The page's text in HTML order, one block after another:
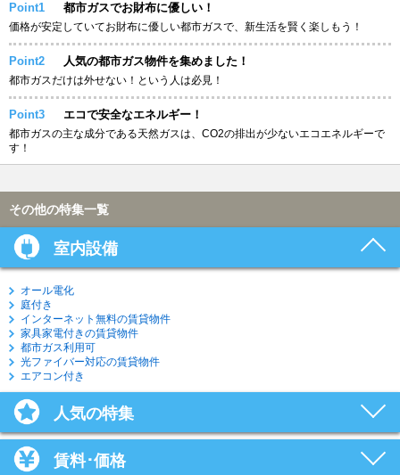
Point1 都市ガスでお財布に優しい！
価格が安定していてお財布に優しい都市ガスで、新生活を賢く楽しもう！
Point2 人気の都市ガス物件を集めました！
都市ガスだけは外せない！という人は必見！
Point3 エコで安全なエネルギー！
都市ガスの主な成分である天然ガスは、CO2の排出が少ないエコエネルギーで
す！
その他の特集一覧
室内設備
オール電化
庭付き
インターネット無料の賃貸物件
家具家電付きの賃貸物件
都市ガス利用可
光ファイバー対応の賃貸物件
エアコン付き
人気の特集
賃料･価格